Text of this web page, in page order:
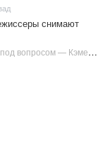
снимают
«Аватар 4» теперь под вопросом — Кэмерон решил отойти от продолжения | Plugged In Ru